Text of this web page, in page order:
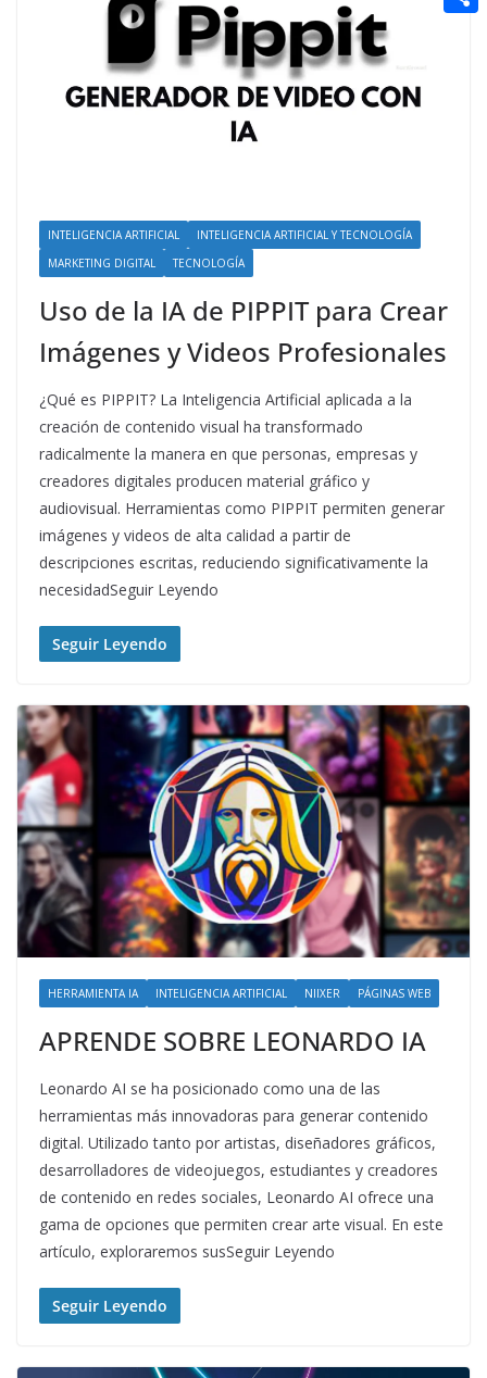
INTELIGENCIA ARTIFICIAL
INTELIGENCIA ARTIFICIAL Y TECNOLOGÍA
MARKETING DIGITAL
TECNOLOGÍA
Uso de la IA de PIPPIT para Crear
Imágenes y Videos Profesionales
¿Qué es PIPPIT? La Inteligencia Artificial aplicada a la
creación de contenido visual ha transformado
radicalmente la manera en que personas, empresas y
creadores digitales producen material gráfico y
audiovisual. Herramientas como PIPPIT permiten generar
imágenes y videos de alta calidad a partir de
descripciones escritas, reduciendo significativamente la
necesidadSeguir Leyendo
Seguir Leyendo
HERRAMIENTA IA INTELIGENCIA ARTIFICIAL NIIXER PÁGINAS WEB
APRENDE SOBRE LEONARDO IA
Leonardo AI se ha posicionado como una de las
herramientas más innovadoras para generar contenido
digital. Utilizado tanto por artistas, diseñadores gráficos,
desarrolladores de videojuegos, estudiantes y creadores
de contenido en redes sociales, Leonardo AI ofrece una
gama de opciones que permiten crear arte visual. En este
artículo, exploraremos susSeguir Leyendo
Seguir Leyendo
n
a
r